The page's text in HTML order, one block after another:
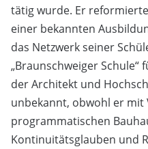
tätig wurde. Er
einer bekannten
das Netzwerk seiner
„Braunschweiger
der Architekt und
unbekannt, obwohl er mit
programmatischen
Kontinuitätsglauben und